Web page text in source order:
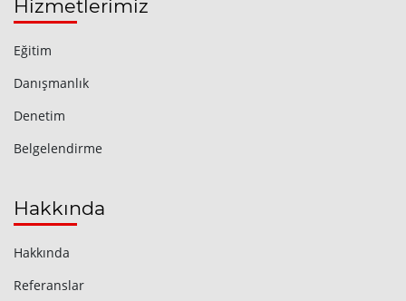
Hizmetlerimiz
Eğitim
Danışmanlık
Denetim
Belgelendirme
Hakkında
Hakkında
Referanslar